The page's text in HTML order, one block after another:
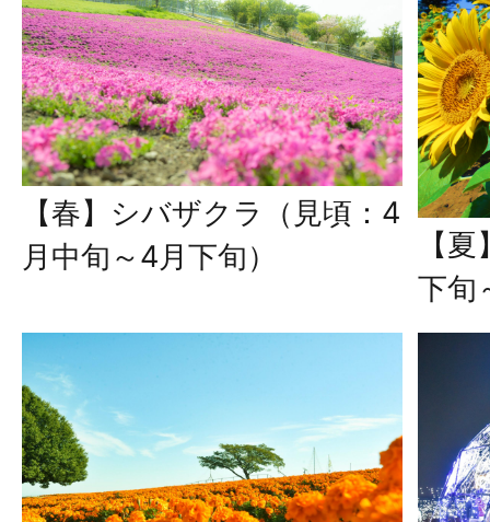
【春】シバザクラ（見頃：4
月中旬～4月下旬）
【
下旬